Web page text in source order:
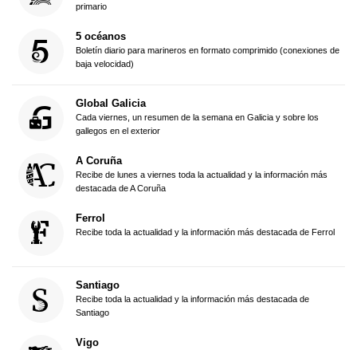
primario
5 océanos
Boletín diario para marineros en formato comprimido (conexiones de
baja velocidad)
Global Galicia
Cada viernes, un resumen de la semana en Galicia y sobre los
gallegos en el exterior
A Coruña
Recibe de lunes a viernes toda la actualidad y la información más
destacada de A Coruña
Ferrol
Recibe toda la actualidad y la información más destacada de Ferrol
Santiago
Recibe toda la actualidad y la información más destacada de
Santiago
Vigo